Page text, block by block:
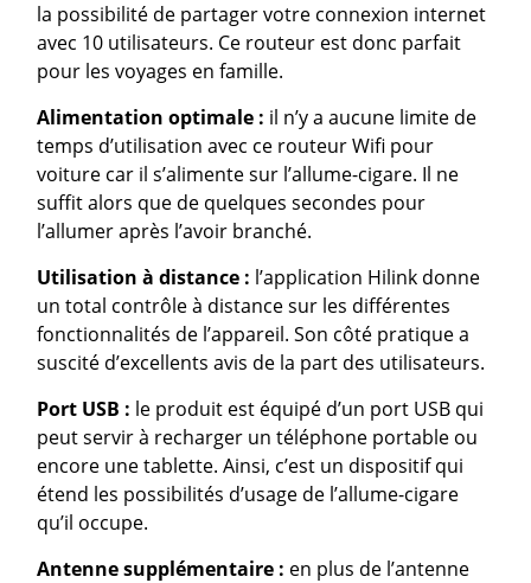
la possibilité de partager votre connexion internet
avec 10 utilisateurs. Ce routeur est donc parfait
pour les voyages en famille.
Alimentation optimale : il n’y a aucune limite de
temps d’utilisation avec ce routeur Wifi pour
voiture car il s’alimente sur l’allume-cigare. Il ne
suffit alors que de quelques secondes pour
l’allumer après l’avoir branché.
Utilisation à distance : l’application Hilink donne
un total contrôle à distance sur les différentes
fonctionnalités de l’appareil. Son côté pratique a
suscité d’excellents avis de la part des utilisateurs.
Port USB : le produit est équipé d’un port USB qui
peut servir à recharger un téléphone portable ou
encore une tablette. Ainsi, c’est un dispositif qui
étend les possibilités d’usage de l’allume-cigare
qu’il occupe.
Antenne supplémentaire : en plus de l’antenne